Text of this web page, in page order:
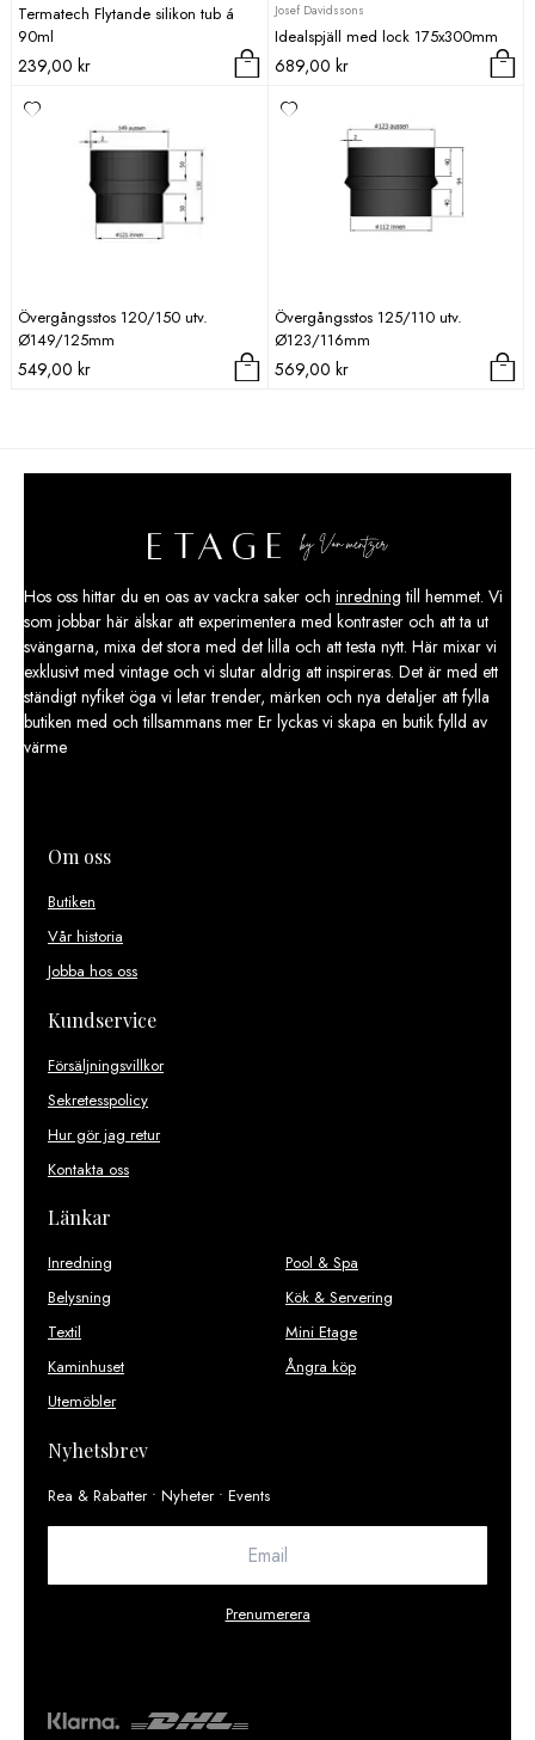
Termatech Flytande silikon tub á
90ml
239,00 kr
Josef Davidssons
Idealspjäll med lock 175x300mm
689,00 kr
Övergångsstos 120/150 utv.
Ø149/125mm
549,00 kr
Övergångsstos 125/110 utv.
Ø123/116mm
569,00 kr
Hos oss hittar du en oas av vackra saker och inredning till hemmet. Vi
som jobbar här älskar att experimentera med kontraster och att ta ut
svängarna, mixa det stora med det lilla och att testa nytt. Här mixar vi
exklusivt med vintage och vi slutar aldrig att inspireras. Det är med ett
ständigt nyfiket öga vi letar trender, märken och nya detaljer att fylla
butiken med och tillsammans mer Er lyckas vi skapa en butik fylld av
värme
Om oss
Butiken
Vår historia
Jobba hos oss
Kundservice
Försäljningsvillkor
Sekretesspolicy
Hur gör jag retur
Kontakta oss
Länkar
Inredning
Belysning
Textil
Kaminhuset
Utemöbler
Pool & Spa
Kök & Servering
Mini Etage
Ångra köp
Nyhetsbrev
Rea & Rabatter • Nyheter • Events
Prenumerera